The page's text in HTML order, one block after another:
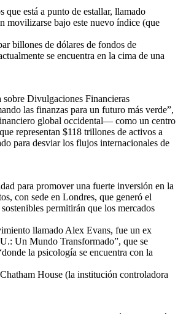
está a punto de estallar, llamado
movilizarse bajo este nuevo índice (que
billones de dólares de fondos de
se encuentra en la cima de una
Divulgaciones Financieras
las finanzas para un futuro más verde”,
global occidental— como un centro
representan $118 trillones de activos a
para desviar los flujos internacionales de
para promover una fuerte inversión en la
con sede en Londres, que generó el
permitirán que los mercados
llamado Alex Evans, fue un ex
Un Mundo Transformado”, que se
la psicología se encuentra con la
House (la institución controladora